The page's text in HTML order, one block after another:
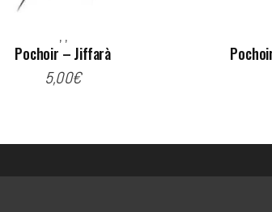
, ,
Pochoir – Jiffarà
5,00€